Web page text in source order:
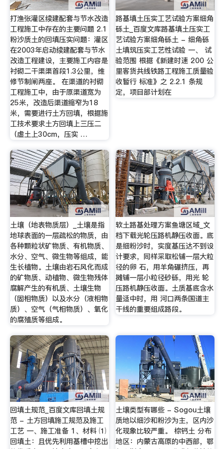
打渔张灌区续建配套与节水改造
工程施工中存在的主要问题 2.1
粉沙质土的回填压实问题：灌区
在2003年启动续建配套与节水
改造工程建设，主要施工内容是
衬砌二干渠渠首段1.3公里，维
修节制闸两座。 在渠道的衬砌
工程施工中，由于原渠道宽为
25米，改造后渠道缩窄为18
米，需要进行土方回填，根据施
工技术要求土方回填上三压二
（虚土上30cm，压实 …
路基填土压实工艺试验方案细角
砾土_百度文库路基填土压实工
艺试验方案细角砾土 - 细角砾
土填筑压实工艺性试验 一、 试
验范围 根据《新建时速 200 公
里客货共线铁路工程施工质量验
收暂行 标准》之 2.2.1 条规
定，项目部计划在
土壤（地表物质层）_土壤是指
地球表面的一层疏松的物质，由
各种颗粒状矿物质、有机物质、
水分、空气、微生物等组成，能
生长植物。土壤由岩石风化而成
的矿物质、动植物、微生物残体
腐解产生的有机质、土壤生物
（固相物质）以及水分（液相物
质）、空气（气相物质）、氧化
的腐殖质等组成。
软土路基处理方案鱼塘区域_文
档下载光轮压路机静压收面。底
是细粉沙时，实度基压达不到设
计要求，同样采取松铺一层大粒
径的卵 石，用羊角碾挤压，再
摊铺一层小粒径砂砾，用光 轮
压路机静压收面。土质基底含水
量适中时，用 河口两条国道主
干线的重要组成路段。
回填土规范_百度文库回填土规
范 - 土方回填施工规范及施工
工艺 一、施工准备 1、材料 ⑴
回填土：且优先利用基槽中挖出
土壤类型有哪些 - Sogou土壤
质地以细沙和粉沙为主，区内沙
化现象比较严重。 棕钙土 分布
地区：内蒙古高原的中西部，鄂